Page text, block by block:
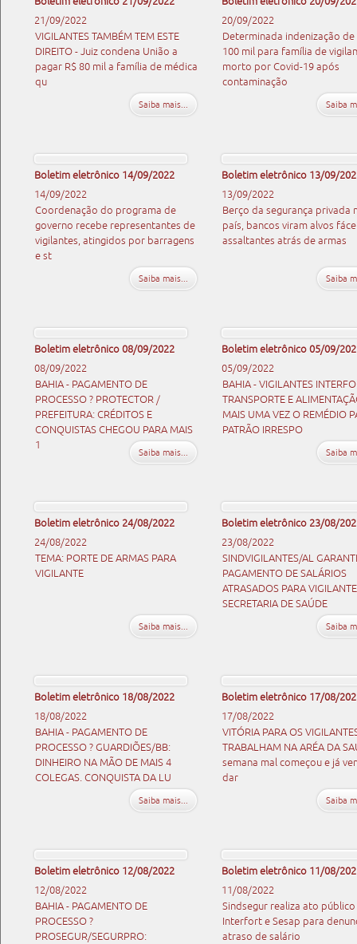
21/09/2022
VIGILANTES TAMBÉM TEM ESTE
DIREITO - Juiz condena União a
pagar R$ 80 mil a família de médica
qu
Saiba mais...
20/09/2022
Determinada indenização de
100 mil para família de
morto por Covid-19 após
contaminação
Saiba
Boletim eletrônico 14/09/2022
14/09/2022
Coordenação do programa de
governo recebe representantes de
vigilantes, atingidos por barragens
e st
Saiba mais...
Boletim eletrônico 13/09/
13/09/2022
Berço da segurança privada
país, bancos viram alvos
assaltantes atrás de armas
Saiba
Boletim eletrônico 08/09/2022
08/09/2022
BAHIA - PAGAMENTO DE
PROCESSO ? PROTECTOR /
PREFEITURA: CRÉDITOS E
CONQUISTAS CHEGOU PARA MAIS
1
Saiba mais...
Boletim eletrônico 05/09/
05/09/2022
BAHIA - VIGILANTES
TRANSPORTE E
MAIS UMA VEZ O REMÉDIO
PATRÃO IRRESPO
Saiba
Boletim eletrônico 24/08/2022
24/08/2022
TEMA: PORTE DE ARMAS PARA
VIGILANTE
Saiba mais...
Boletim eletrônico 23/08/
23/08/2022
SINDVIGILANTES/AL
PAGAMENTO DE SALÁRIOS
ATRASADOS PARA
SECRETARIA DE SAÚDE
Saiba
Boletim eletrônico 18/08/2022
18/08/2022
BAHIA - PAGAMENTO DE
PROCESSO ? GUARDIÕES/BB:
DINHEIRO NA MÃO DE MAIS 4
COLEGAS. CONQUISTA DA LU
Saiba mais...
Boletim eletrônico 17/08/
17/08/2022
VITÓRIA PARA OS
TRABALHAM NA ARÉA DA
semana mal começou e já
dar
Saiba
Boletim eletrônico 12/08/2022
12/08/2022
BAHIA - PAGAMENTO DE
PROCESSO ?
PROSEGUR/SEGURPRO:
Boletim eletrônico 11/08/
11/08/2022
Sindsegur realiza ato público
Interfort e Sesap para
atraso de salário